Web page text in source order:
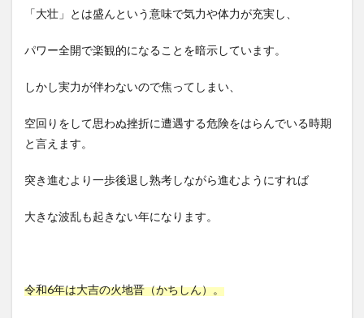
「大壮」とは盛んという意味で気力や体力が充実し、
パワー全開で楽観的になることを暗示しています。
しかし実力が伴わないので焦ってしまい、
空回りをして思わぬ挫折に遭遇する危険をはらんでいる時期
と言えます。
突き進むより一歩後退し熟考しながら進むようにすれば
大きな波乱も起きない年になります。
令和6年は大吉の火地晋（かちしん）。